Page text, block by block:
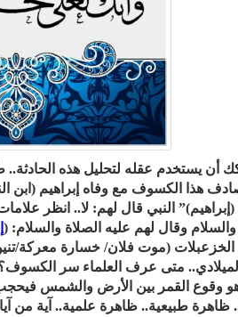
أن يستخدم عقله لتحليل هذه
هذا الكسوف مع وفاه إبراهيم
النبي قال لهم: لا.. انظر
وقال لهم عليه الصلاة والسلام: (
(موت فلان/ خسارة معركة/
الميلادي.. متى عرف العلماء سر
القمر بين الأرض والشمس
ظاهرة طبيعية.. ظاهرة علمية.. آية من